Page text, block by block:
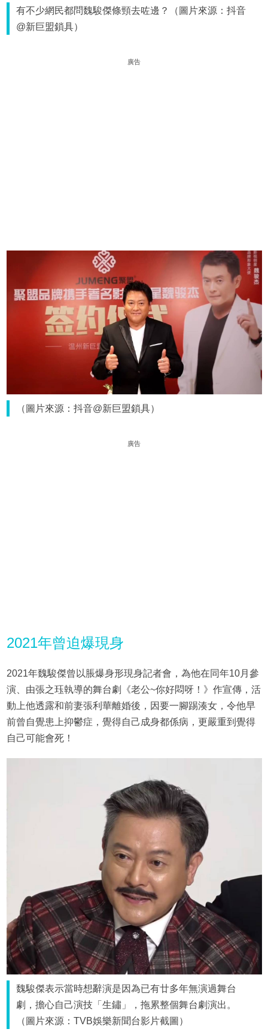
有不少網民都問魏駿傑條頸去咗邊？（圖片來源：抖音
@新巨盟鎖具）
廣告
（圖片來源：抖音@新巨盟鎖具）
廣告
2021年曾迫爆現身
2021年魏駿傑曾以脹爆身形現身記者會，為他在同年10月參
演、由張之珏執導的舞台劇《老公~你好悶呀！》作宣傳，活
動上他透露和前妻張利華離婚後，因要一腳踢湊女，令他早
前曾自覺患上抑鬱症，覺得自己成身都係病，更嚴重到覺得
自己可能會死！
魏駿傑表示當時想辭演是因為已有廿多年無演過舞台
劇，擔心自己演技「生鏽」，拖累整個舞台劇演出。
（圖片來源：TVB娛樂新聞台影片截圖）